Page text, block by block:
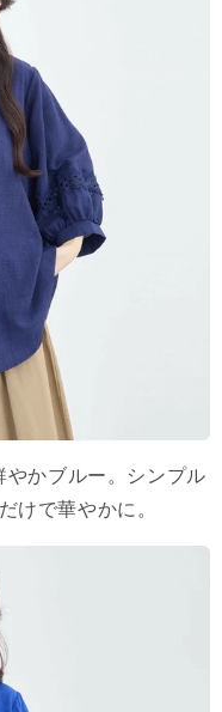
やかブルー。シンプル
けで華やかに。